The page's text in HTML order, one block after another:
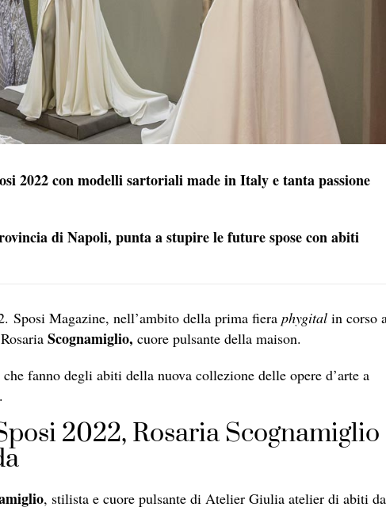
2022 con modelli sartoriali made in Italy e tanta passione
di Napoli, punta a stupire le future spose con abiti
Sposi Magazine, nell’ambito della prima fiera phygital in corso
Scognamiglio, cuore pulsante della maison.
fanno degli abiti della nuova collezione delle opere d’arte a
2022, Rosaria Scognamiglio
, stilista e cuore pulsante di Atelier Giulia atelier di abiti da